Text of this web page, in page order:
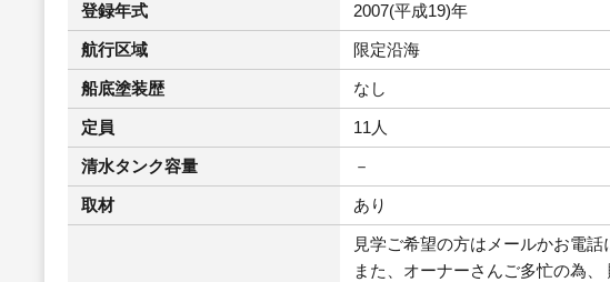
登録年式 2007(平成19)年
航行区域 限定沿海
船底塗装歴 なし
定員 11人
清水タンク容量 －
取材 あり
見学ご希望の方はメールかお電話
また、オーナーさんご多忙の為